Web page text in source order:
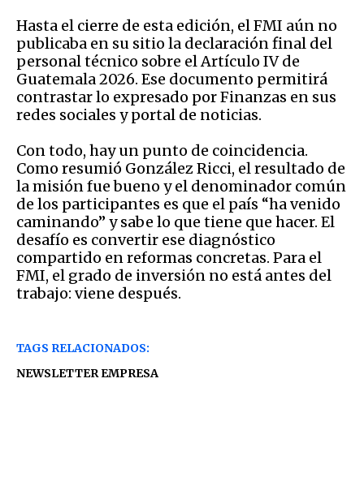
Hasta el cierre de esta edición, el FMI aún no
publicaba en su sitio la declaración final del
personal técnico sobre el Artículo IV de
Guatemala 2026. Ese documento permitirá
contrastar lo expresado por Finanzas en sus
redes sociales y portal de noticias.
Con todo, hay un punto de coincidencia.
Como resumió González Ricci, el resultado de
la misión fue bueno y el denominador común
de los participantes es que el país “ha venido
caminando” y sabe lo que tiene que hacer. El
desafío es convertir ese diagnóstico
compartido en reformas concretas. Para el
FMI, el grado de inversión no está antes del
trabajo: viene después.
TAGS RELACIONADOS:
NEWSLETTER EMPRESA